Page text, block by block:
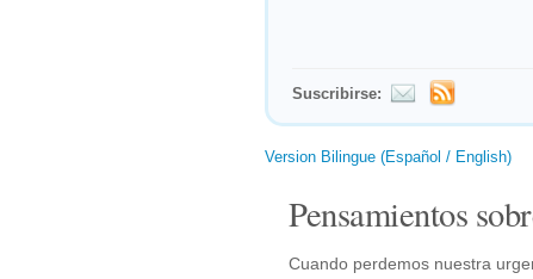
Suscribirse:
Version Bilingue (Español / English)
Pensamientos
Cuando perdemos nuestra